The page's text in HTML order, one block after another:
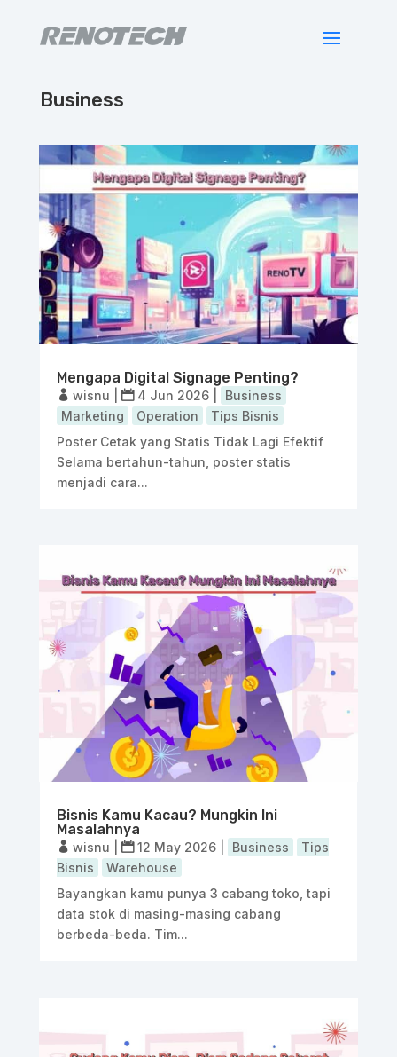
Business
Mengapa Digital Signage Penting?
wisnu 4 Jun 2026|
Business
Marketing
Operation
Tips Bisnis
Poster Cetak yang Statis Tidak Lagi Efektif
Selama bertahun-tahun, poster statis
menjadi cara...
Bisnis Kamu Kacau? Mungkin Ini
Masalahnya
wisnu 12 May 2026| Business
Tips
Bisnis
Warehouse
Bayangkan kamu punya 3 cabang toko, tapi
data stok di masing-masing cabang
berbeda-beda. Tim...